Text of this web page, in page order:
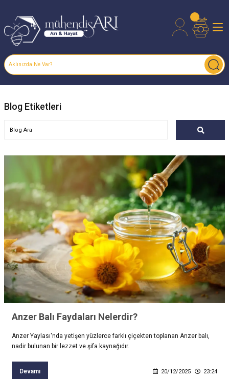
Blog Etiketleri
Anzer Balı Faydaları Nelerdir?
Anzer Yaylası'nda yetişen yüzlerce farklı çiçekten toplanan Anzer balı,
nadir bulunan bir lezzet ve şifa kaynağıdır.
Devamı 20/12/2025 23:24